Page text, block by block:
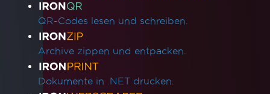
QR-Codes lesen und schreiben.
Archive zippen und entpacken.
Dokumente in .NET drucken.